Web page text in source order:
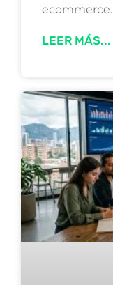
ecommerce.
LEER MÁS...